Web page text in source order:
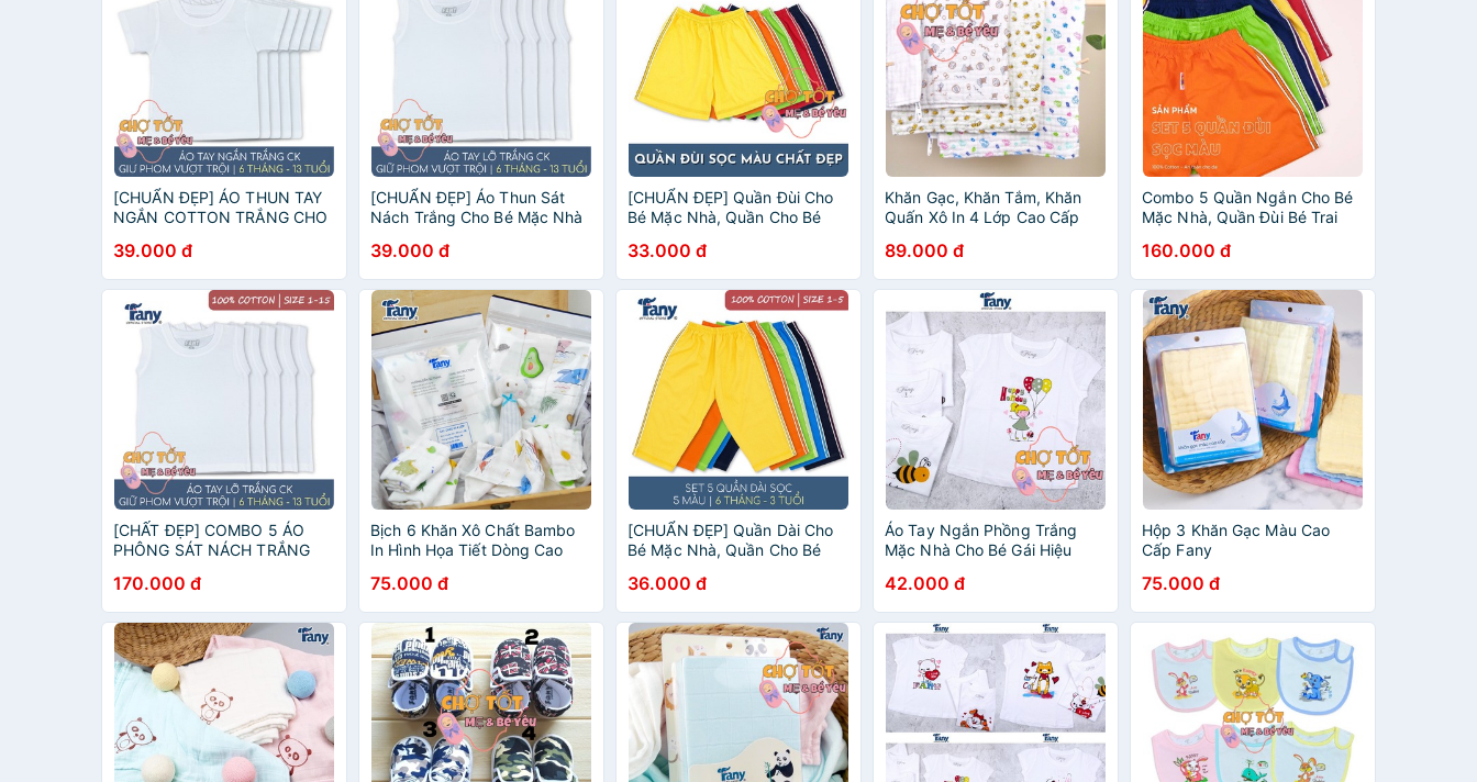
[CHUẨN ĐẸP] ÁO THUN TAY
NGẮN COTTON TRẮNG CHO
MỀM MẠI HIỆU FANY
39.000 đ
[CHUẨN ĐẸP] Áo Thun Sát
Nách Trắng Cho Bé Mặc Nhà
căng kim mềm mát)
39.000 đ
[CHUẨN ĐẸP] Quần Đùi Cho
Bé Mặc Nhà, Quần Cho Bé
Mặc Mát (7-35KG)(1 cái)
33.000 đ
Khăn Gạc, Khăn Tắm, Khăn
Quấn Xô In 4 Lớp Cao Cấp
89.000 đ
Combo 5 Quần Ngắn Cho Bé
Mặc Nhà, Quần Đùi Bé Trai
160.000 đ
[CHẤT ĐẸP] COMBO 5 ÁO
PHÔNG SÁT NÁCH TRẮNG
HIỆU FANY
170.000 đ
Bịch 6 Khăn Xô Chất Bambo
In Hình Họa Tiết Dòng Cao
Khăn Sữa Cho Bé Hiệu Fany
75.000 đ
[CHUẨN ĐẸP] Quần Dài Cho
Bé Mặc Nhà, Quần Cho Bé
Mặc Mát (7-35KG)(1 cái)
36.000 đ
Áo Tay Ngắn Phồng Trắng
Mặc Nhà Cho Bé Gái Hiệu
42.000 đ
Hộp 3 Khăn Gạc Màu Cao
Cấp Fany
75.000 đ